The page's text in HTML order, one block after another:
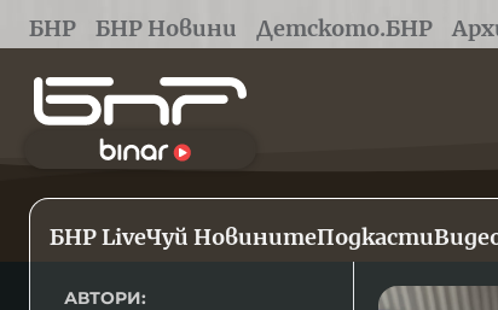
БНР БНР Новини Детското.БНР
БНР LiveЧуй НовинитеПодкасти
АВТОРИ: